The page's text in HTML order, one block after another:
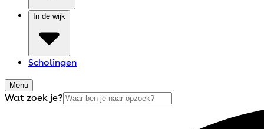
In de wijk
Scholingen
Menu
Wat zoek je?